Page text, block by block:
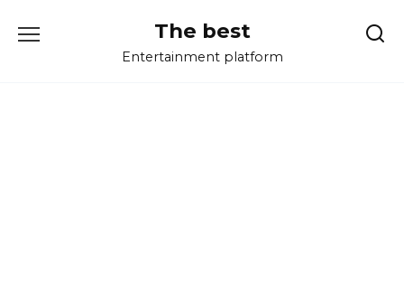
The best
Entertainment platform